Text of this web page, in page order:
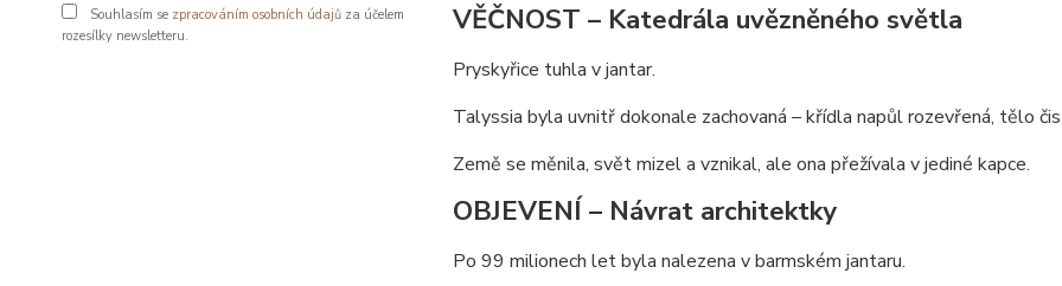
Souhlasím se zpracováním osobních údajů za účelem
rozesílky newsletteru.
VĚČNOST – Katedrála uvězněného světla
Pryskyřice tuhla v jantar.
Talyssia byla uvnitř dokonale zachovaná – křídla napůl rozevřená, tělo
Země se měnila, svět mizel a vznikal, ale ona přežívala v jediné kapce.
OBJEVENÍ – Návrat architektky
Po 99 milionech let byla nalezena v barmském jantaru.